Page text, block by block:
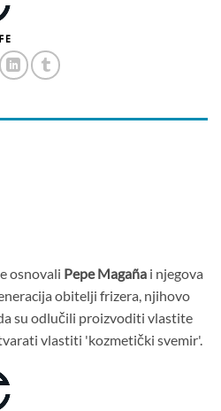
osnovali Pepe Magaña i njegova
obitelji frizera, njihovo
su odlučili proizvoditi vlastite
vlastiti 'kozmetički svemir'.